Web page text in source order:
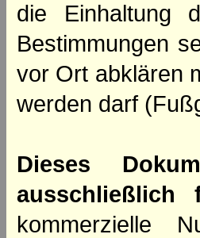
die Einhaltung
Bestimmungen
vor Ort abklären
werden darf
Dieses
ausschließlich
kommerzielle